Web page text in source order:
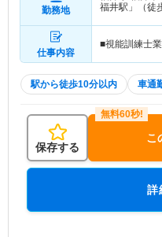
勤務地
福井駅」（徒
仕事内容
■視能訓練士
駅から徒歩10分以内 車通
保存する
こ
詳